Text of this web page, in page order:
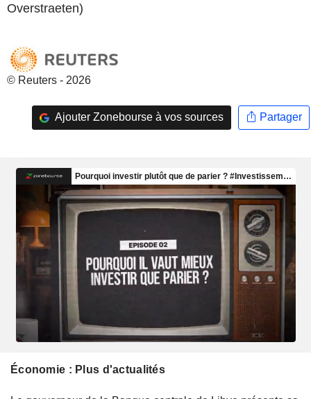
Overstraeten)
© Reuters - 2026
Ajouter Zonebourse à vos sources Partager
Économie : Plus d'actualités